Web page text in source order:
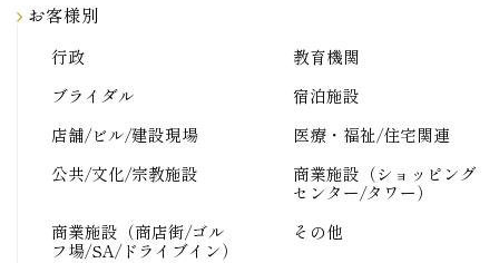
お客様別
行政
教育機関
ブライダル
宿泊施設
店舗/ビル/建設現場
医療・福祉/住宅関連
公共/文化/宗教施設
商業施設（ショッピング
センター/タワー）
商業施設（商店街/ゴル
フ場/SA/ドライブイン）
その他